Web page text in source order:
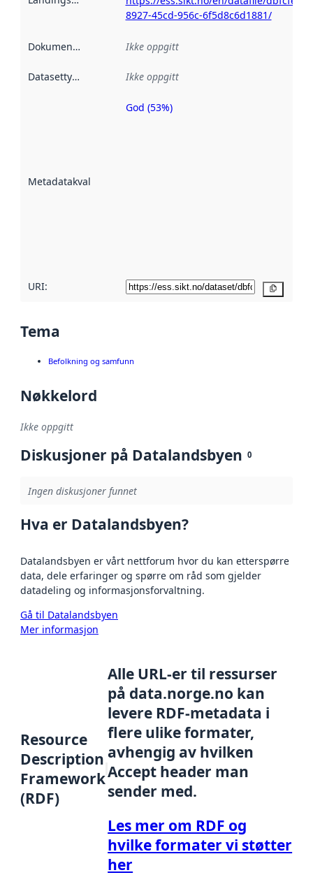
8927-45cd-956c-6f5d8c6d1881/
Dokumentasjon Ikke oppgitt
Datasettype Ikke oppgitt
Metadatakvalitet
Metadatakvalitet
God (53%)
URI:
Tema
Befolkning og samfunn
Nøkkelord
Ikke oppgitt
Diskusjoner på Datalandsbyen 0
Ingen diskusjoner funnet
Hva er Datalandsbyen?
Datalandsbyen er vårt nettforum hvor du kan etterspørre
data, dele erfaringer og spørre om råd som gjelder
datadeling og informasjonsforvaltning.
Gå til Datalandsbyen
Mer informasjon
Resource
Description
Framework
(RDF)
Alle URL-er til ressurser
på data.norge.no kan
levere RDF-metadata i
flere ulike formater,
avhengig av hvilken
Accept header man
sender med.
Les mer om RDF og
hvilke formater vi støtter
her